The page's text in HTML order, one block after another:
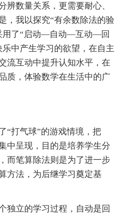
辨数量关系，更需要耐心、
，我以探究“有余数除法的验
用了“启动—自动—互动—回
中产生学习的欲望，在自主
流互动中提升认知水平，在
质，体验数学在生活中的广
“打气球”的游戏情境，把
中呈现，目的是培养学生分
而笔算除法则是为了进一步
方法，为后继学习奠定基
独立的学习过程，自动是回